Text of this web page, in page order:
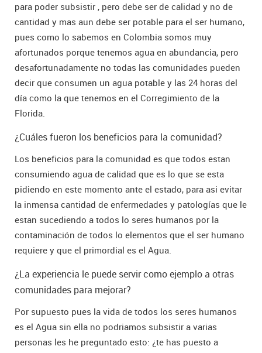
para poder subsistir , pero debe ser de calidad y no de
cantidad y mas aun debe ser potable para el ser humano,
pues como lo sabemos en Colombia somos muy
afortunados porque tenemos agua en abundancia, pero
desafortunadamente no todas las comunidades pueden
decir que consumen un agua potable y las 24 horas del
día como la que tenemos en el Corregimiento de la
Florida.
¿Cuáles fueron los beneficios para la comunidad?
Los beneficios para la comunidad es que todos estan
consumiendo agua de calidad que es lo que se esta
pidiendo en este momento ante el estado, para asi evitar
la inmensa cantidad de enfermedades y patologías que le
estan sucediendo a todos lo seres humanos por la
contaminación de todos lo elementos que el ser humano
requiere y que el primordial es el Agua.
¿La experiencia le puede servir como ejemplo a otras
comunidades para mejorar?
Por supuesto pues la vida de todos los seres humanos
es el Agua sin ella no podriamos subsistir a varias
personas les he preguntado esto: ¿te has puesto a